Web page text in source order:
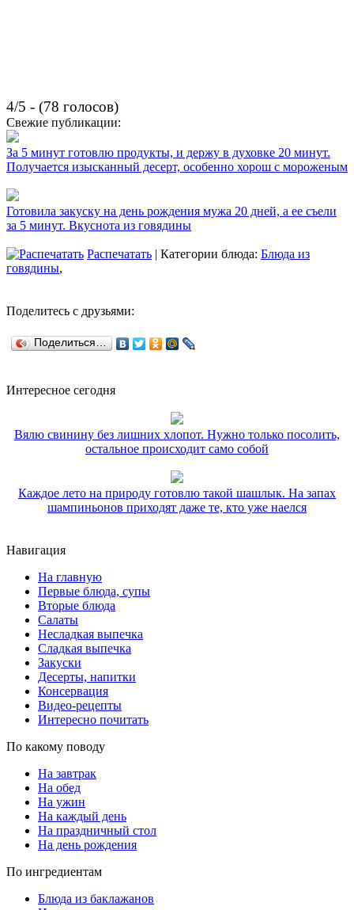
4/5 - (78 голосов)
Свежие публикации:
За 5 минут готовлю продукты, и держу в духовке 20 минут.
Получается изысканный десерт, особенно хорош с мороженым
Готовила закуску на день рождения мужа 20 дней, а ее съели
за 5 минут. Вкуснота из говядины
Распечатать | Категории блюда: Блюда из
говядины,
Поделитесь с друзьями:
Поделиться…
Интересное сегодня
Вялю свинину без лишних хлопот. Нужно только посолить,
остальное происходит само собой
Каждое лето на природу готовлю такой шашлык. На запах
шампиньонов приходят даже те, кто уже наелся
Навигация
На главную
Первые блюда, супы
Вторые блюда
Салаты
Несладкая выпечка
Сладкая выпечка
Закуски
Десерты, напитки
Консервация
Видео-рецепты
Интересно почитать
По какому поводу
На завтрак
На обед
На ужин
На каждый день
На праздничный стол
На день рождения
По ингредиентам
Блюда из баклажанов